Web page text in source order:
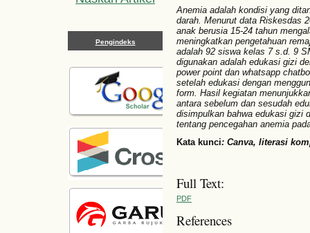
Pengindeks
Anemia adalah kondisi yang
darah. Menurut data Riskesdas
anak berusia 15-24 tahun
meningkatkan pengetahuan
adalah 92 siswa kelas 7 s.d. 9
digunakan adalah edukasi gizi
power point dan whatsapp
setelah edukasi dengan
form. Hasil kegiatan
antara sebelum dan sesudah
disimpulkan bahwa edukasi gizi
tentang pencegahan anemia
Kata kunci: Canva, literasi
Full Text:
PDF
References